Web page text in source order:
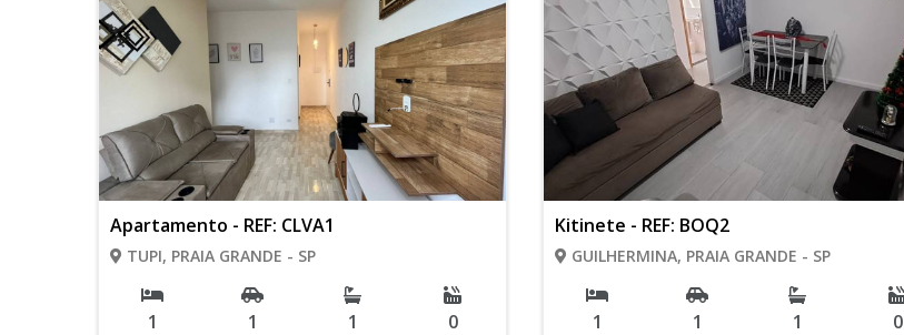
Apartamento - REF: CLVA1
TUPI, PRAIA GRANDE - SP
1 1 1 0
Kitinete - REF: BOQ2
GUILHERMINA, PRAIA GRANDE - SP
1 1 1 0